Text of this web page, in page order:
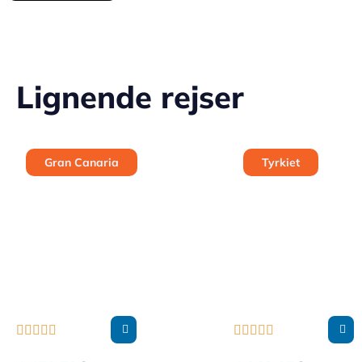
Lignende rejser
Gran Canaria
    
Tyrkiet
    